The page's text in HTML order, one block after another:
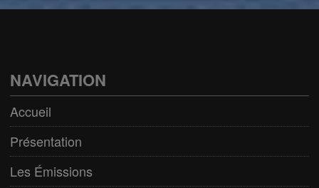
BD/Livres
Culture/Loisirs
Electro/Transe
Paranormal
Pop/Rock
NAVIGATION
Accueil
Présentation
Les Émissions